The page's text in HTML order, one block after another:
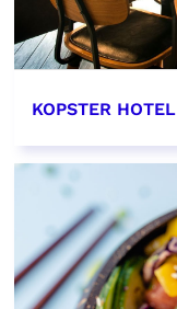
KOPSTER HOTEL
EN SAVOIR PLUS